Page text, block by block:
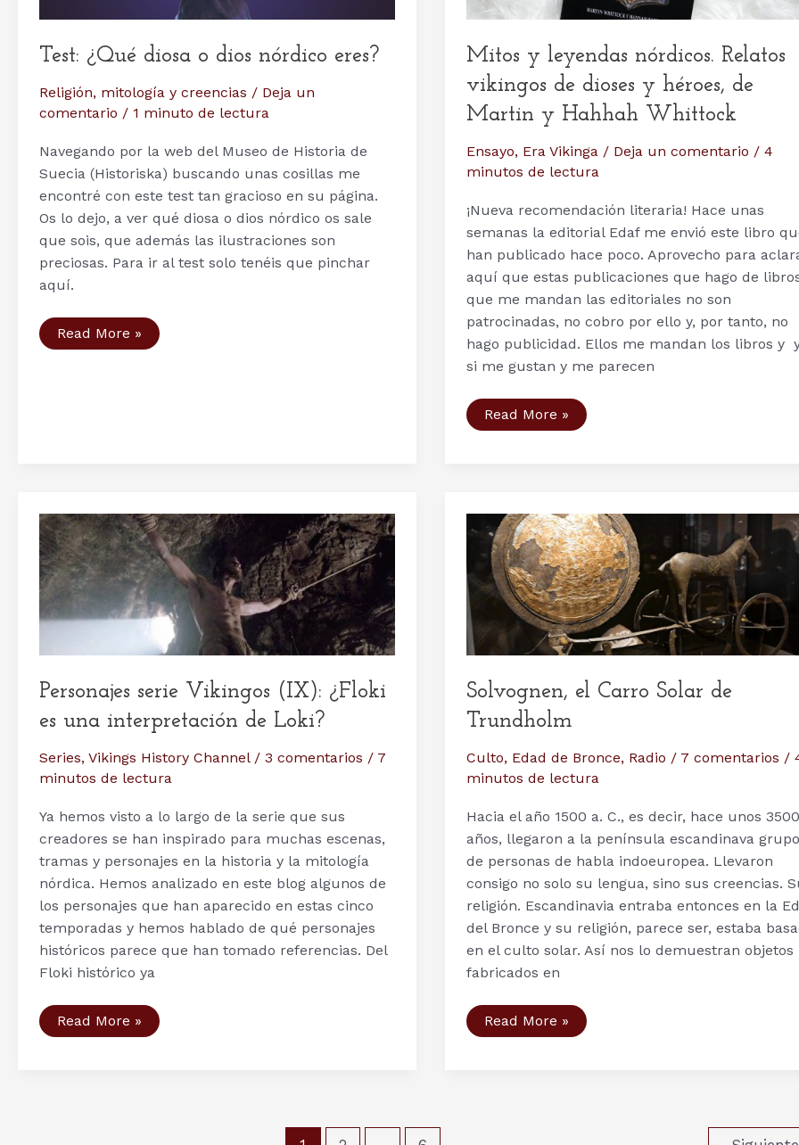
Test: ¿Qué diosa o dios nórdico eres?
Religión, mitología y creencias / Deja un
comentario / 1 minuto de lectura
Navegando por la web del Museo de Historia de
Suecia (Historiska) buscando unas cosillas me
encontré con este test tan gracioso en su página.
Os lo dejo, a ver qué diosa o dios nórdico os sale
que sois, que además las ilustraciones son
preciosas. Para ir al test solo tenéis que pinchar
aquí.
Test:
¿Qué
Read More »
Mitos y leyendas nórdicos. Relatos
vikingos de dioses y héroes, de
Martin y Hahhah Whittock
Ensayo, Era Vikinga/ Deja un comentario / 4
minutos de lectura
¡Nueva recomendación literaria! Hace unas
semanas la editorial Edaf me envió este libro
han publicado hace poco. Aprovecho para
aquí que estas publicaciones que hago de
que me mandan las editoriales no son
patrocinadas, no cobro por ello y, por tanto, no
hago publicidad. Ellos me mandan los libros y
si me gustan y me parecen
Mitos
y
dioses
y
héroes,
de
Martin
y
Hahhah
Whittock
Read More »
Personajes serie Vikingos (IX): ¿Floki
es una interpretación de Loki?
Series, Vikings History Channel/ 3 comentarios / 7
minutos de lectura
Ya hemos visto a lo largo de la serie que sus
creadores se han inspirado para muchas escenas,
tramas y personajes en la historia y la mitología
nórdica. Hemos analizado en este blog algunos de
los personajes que han aparecido en estas cinco
temporadas y hemos hablado de qué personajes
históricos parece que han tomado referencias. Del
Floki histórico ya
Personajes
serie
Read More »
Solvognen, el Carro Solar de
Trundholm
Culto, Edad de Bronce, Radio / 7 comentarios /
minutos de lectura
Hacia el año 1500 a. C., es decir, hace unos 3500
años, llegaron a la península escandinava
de personas de habla indoeuropea. Llevaron
consigo no solo su lengua, sino sus creencias.
religión. Escandinavia entraba entonces en la
del Bronce y su religión, parece ser, estaba
en el culto solar. Así nos lo demuestran objetos
fabricados en
Solvognen,
el
Read More »